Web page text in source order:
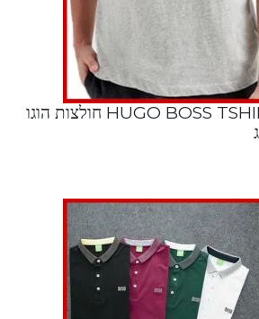
HUGO BOSS TSHIRT MEN SHORT חולצות הוגו